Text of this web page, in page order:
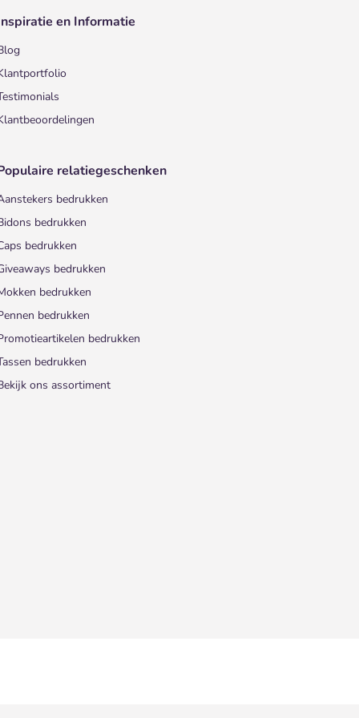
en Informatie
relatiegeschenken
bedrukken
bedrukken
bedrukken
bedrukken
bedrukken
bedrukken
bedrukken
bedrukken
ons assortiment